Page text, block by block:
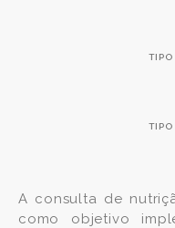
TIPO
TIPO
A consulta de
como objetivo